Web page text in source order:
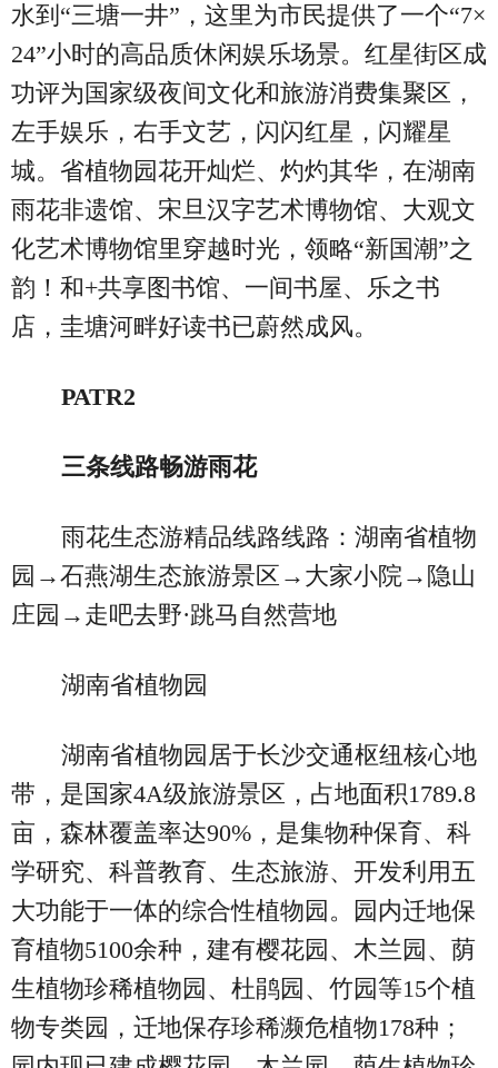
水到“三塘一井”，这里为市民提供了一个“7×
24”小时的高品质休闲娱乐场景。红星街区成
功评为国家级夜间文化和旅游消费集聚区，
左手娱乐，右手文艺，闪闪红星，闪耀星
城。省植物园花开灿烂、灼灼其华，在湖南
雨花非遗馆、宋旦汉字艺术博物馆、大观文
化艺术博物馆里穿越时光，领略“新国潮”之
韵！和+共享图书馆、一间书屋、乐之书
店，圭塘河畔好读书已蔚然成风。
PATR2
三条线路畅游雨花
雨花生态游精品线路线路：湖南省植物
园→石燕湖生态旅游景区→大家小院→隐山
庄园→走吧去野·跳马自然营地
湖南省植物园
湖南省植物园居于长沙交通枢纽核心地
带，是国家4A级旅游景区，占地面积1789.8
亩，森林覆盖率达90%，是集物种保育、科
学研究、科普教育、生态旅游、开发利用五
大功能于一体的综合性植物园。园内迁地保
育植物5100余种，建有樱花园、木兰园、荫
生植物珍稀植物园、杜鹃园、竹园等15个植
物专类园，迁地保存珍稀濒危植物178种；